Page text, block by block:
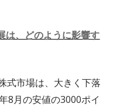
は、どのように影響す
式市場は、大きく下落
8月の安値の3000ポイ